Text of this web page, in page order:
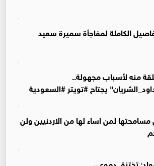
الكاملة لمفاجأة سميرة سعيد
منه لأسباب مجهولة..
يجتاح #تويتر #السعودية
مسامحتها لمن اساء لها من الاردنيين ولن
تختنق دموعي